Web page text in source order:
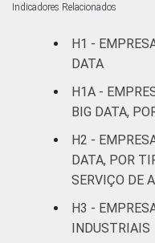
DE
ATUAÇÃO
Indicadores Relacionados
H1 -
DATA
H1A -
BIG DATA,
H2 -
DATA, POR
SERVIÇO DE
H3 -
INDUSTRIAIS